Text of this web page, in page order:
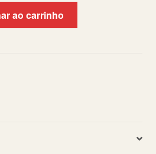
ao carrinho